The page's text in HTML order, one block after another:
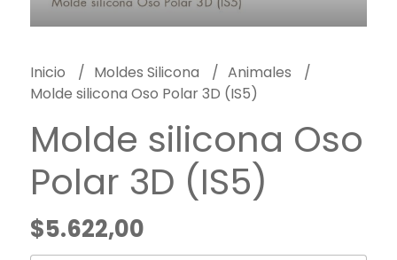
Inicio Moldes Silicona
Animales
Molde silicona Oso Polar 3D (IS5)
Molde silicona Oso
Polar 3D (IS5)
$5.622,00